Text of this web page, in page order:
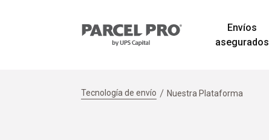
Envíos
asegurados
Tecnología de envío Nuestra Plataforma